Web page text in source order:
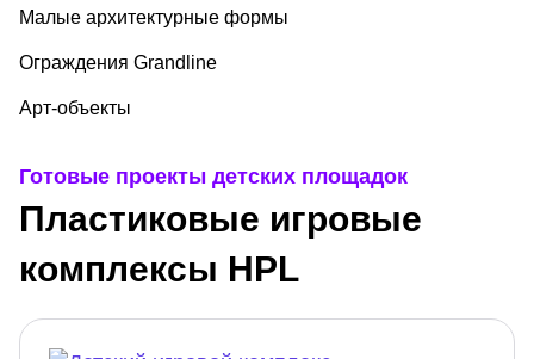
Малые архитектурные формы
Ограждения Grandline
Арт-объекты
Готовые проекты детских площадок
Пластиковые игровые
комплексы HPL